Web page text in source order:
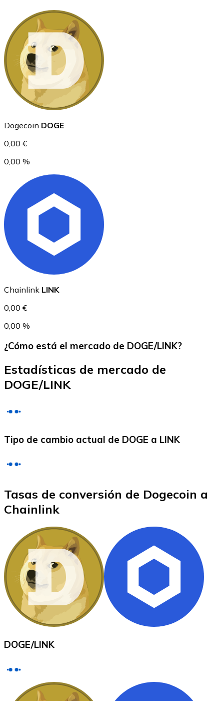
Ethereum
ETH
USD Coin
USDC
XRP
XRP
Ver todo
Efectivo
Añade fondos a tu cuenta Bitnovo o realiza compras
Dogecoin DOGE
0,00 €
0,00 %
Chainlink LINK
0,00 €
0,00 %
¿Cómo está el mercado de DOGE/LINK?
Estadísticas de mercado de
DOGE/LINK
Tipo de cambio actual de DOGE a LINK
Tasas de conversión de Dogecoin a
Chainlink
DOGE/LINK